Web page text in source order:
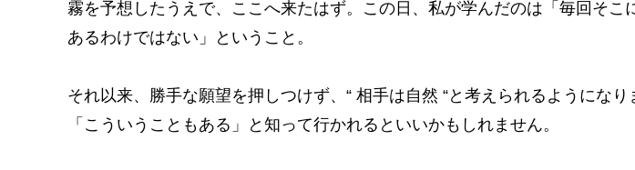
霧を予想したうえで、ここへ来たはず。この日、私が学んだのは「毎回そこ
あるわけではない」ということ。
それ以来、勝手な願望を押しつけず、“ 相手は自然 “と考えられるようにな
「こういうこともある」と知って行かれるといいかもしれません。